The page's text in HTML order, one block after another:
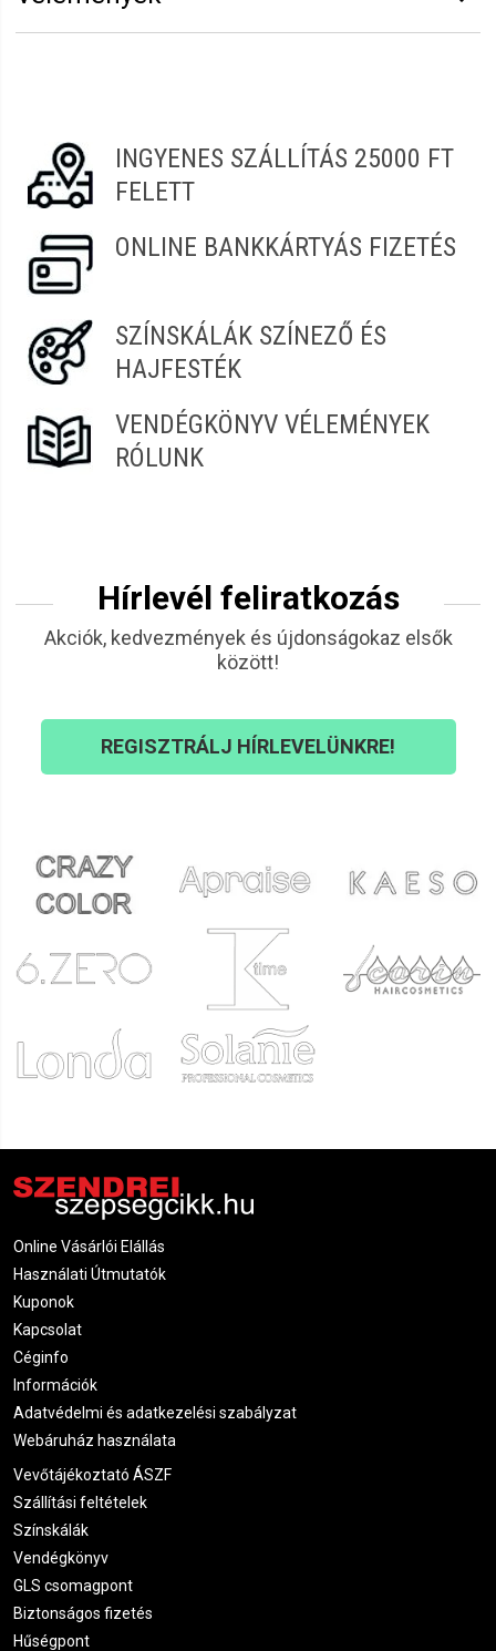
Erzsébet 2021.12.15. 07:10
INGYENES SZÁLLÍTÁS 25000 FT
FELETT
ONLINE BANKKÁRTYÁS FIZETÉS
SZÍNSKÁLÁK SZÍNEZŐ ÉS
HAJFESTÉK
VENDÉGKÖNYV VÉLEMÉNYEK
RÓLUNK
Hírlevél feliratkozás
Akciók, kedvezmények és újdonságokaz elsők
között!
REGISZTRÁLJ HÍRLEVELÜNKRE!
Online Vásárlói Elállás
Használati Útmutatók
Kuponok
Kapcsolat
Céginfo
Információk
Adatvédelmi és adatkezelési szabályzat
Webáruház használata
Vevőtájékoztató ÁSZF
Szállítási feltételek
Színskálák
Vendégkönyv
GLS csomagpont
Biztonságos fizetés
Hűségpont